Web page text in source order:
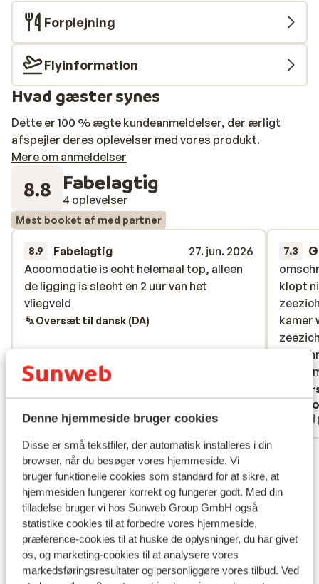
Denne hjemmeside bruger cookies
Disse er små tekstfiler, der automatisk installeres i din
browser, når du besøger vores hjemmeside. Vi
bruger funktionelle cookies som standard for at sikre, at
hjemmesiden fungerer korrekt og fungerer godt. Med din
tilladelse bruger vi hos Sunweb Group GmbH også
statistike cookies til at forbedre vores hjemmeside,
præference-cookies til at huske de oplysninger, du har givet
os, og marketing-cookies til at analysere vores
markedsføringsresultater og personliggøre vores tilbud. Ved
Forplejning
Flyinformation
Hvad gæster synes
Dette er 100 % ægte kundeanmeldelser, der ærligt
afspejler deres oplevelser med vores produkt.
Mere om anmeldelser
8.8 Fabelagtig
4 oplevelser
Mest booket af med partner
8.9 Fabelagtig
27. jun. 2026
Accomodatie is echt helemaal top, alleen
de ligging is slecht en 2 uur van het
vliegveld
Accomodatie is echt helemaal top, alleen
de ligging is slecht en 2 uur van het
vliegveld
Oversæt til dansk (DA)
Med partner
7.3
klopt
kamer
was
niet
je zelf
verder
klopt
kamer
Se alle 4 anmeldelser
Lokation
Se på kort